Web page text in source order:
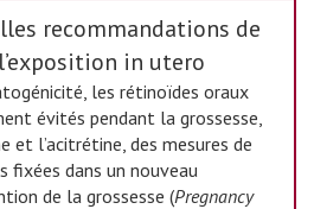
recommandations de
in utero
les rétinoïdes oraux
évités pendant la grossesse,
et l’acitrétine, des mesures de
fixées dans un nouveau
de la grossesse (Pregnancy